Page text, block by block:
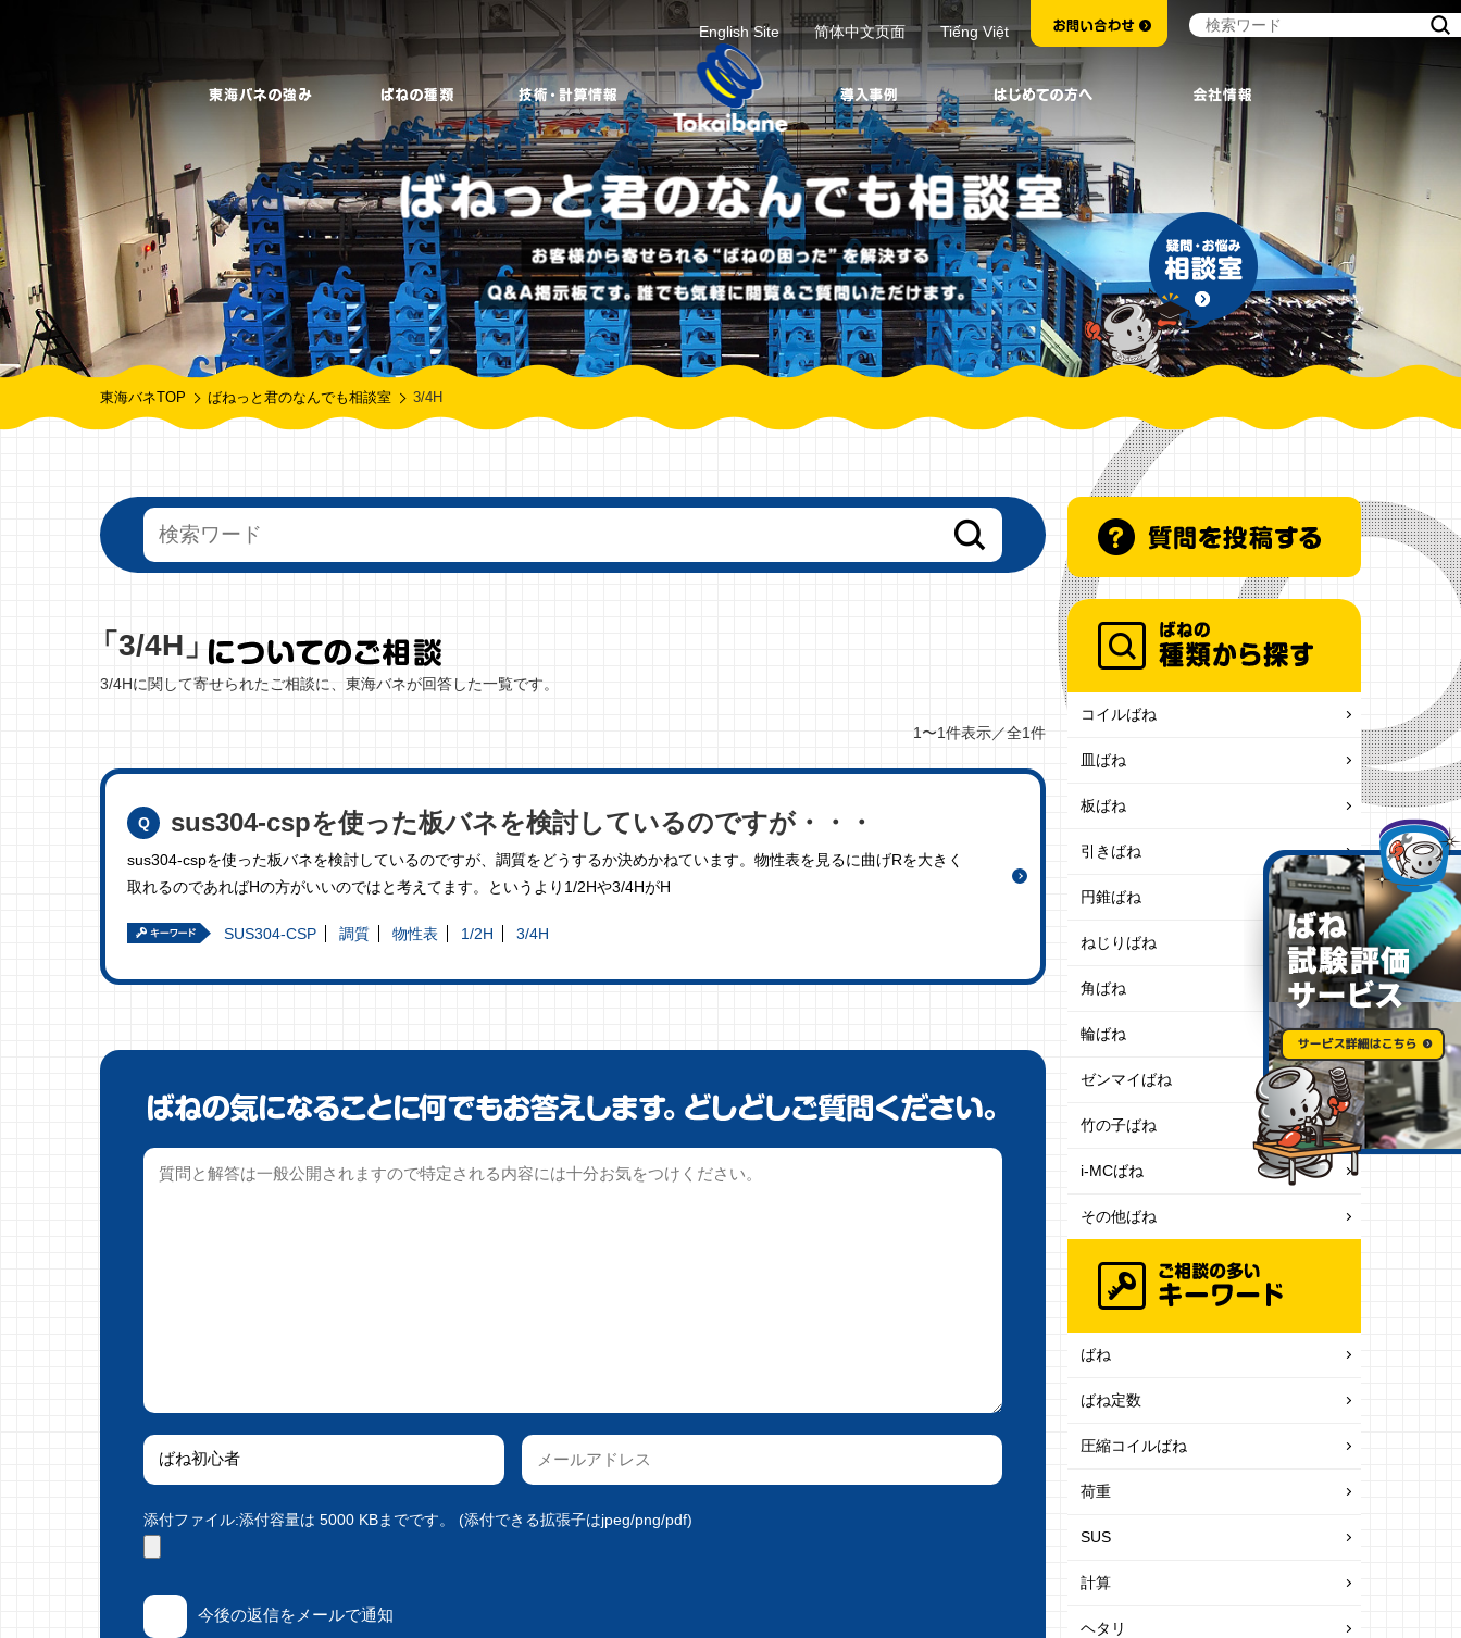
English Site 简体中文页面 Tiếng Việt
東海バネTOP ばねっと君のなんでも相談室 3/4H
「3/4H」
3/4Hに関して寄せられたご相談に、東海バネが回答した一覧です。
1〜1件表示／全1件
sus304-cspを使った板バネを検討しているのですが・・・
sus304-cspを使った板バネを検討しているのですが、調質をどうするか決めかねています。物性表を見るに曲げRを大きく
取れるのであればHの方がいいのではと考えてます。というより1/2Hや3/4HがH
SUS304-CSP 調質 物性表 1/2H 3/4H
添付ファイル:添付容量は 5000 KBまでです。 (添付できる拡張子はjpeg/png/pdf)
今後の返信をメールで通知
コイルばね
皿ばね
板ばね
引きばね
円錐ばね
ねじりばね
角ばね
輪ばね
ゼンマイばね
竹の子ばね
i-MCばね
その他ばね
ばね
ばね定数
圧縮コイルばね
荷重
SUS
計算
ヘタリ